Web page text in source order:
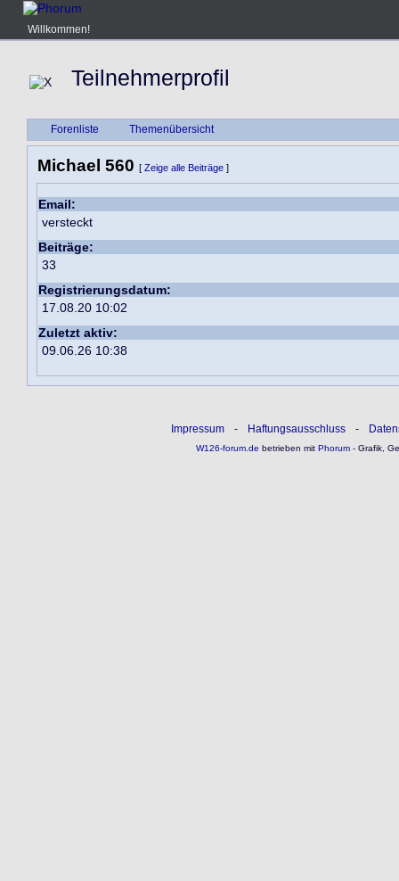
Willkommen!
Teilnehmerprofil
Forenliste Themenübersicht
Michael 560 [ Zeige alle Beiträge ]
Email:
versteckt
Beiträge:
33
Registrierungsdatum:
17.08.20 10:02
Zuletzt aktiv:
09.06.26 10:38
Impressum - Haftungsausschluss -
W126-forum.de betrieben mitPhorum- Grafik,